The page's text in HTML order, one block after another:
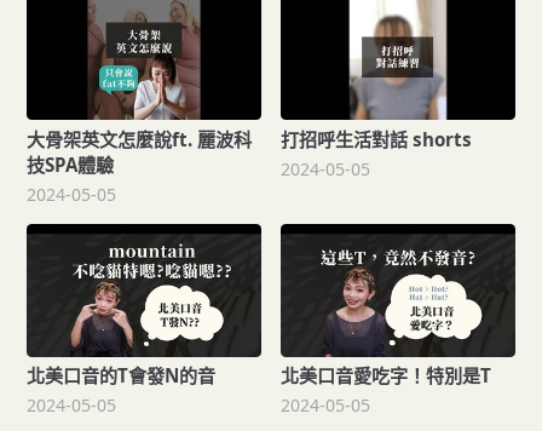
大骨架英文怎麼說ft. 麗波科
技SPA體驗
2024-05-05
打招呼生活對話 shorts
2024-05-05
北美口音的T會發N的音
2024-05-05
北美口音愛吃字！特別是T
2024-05-05